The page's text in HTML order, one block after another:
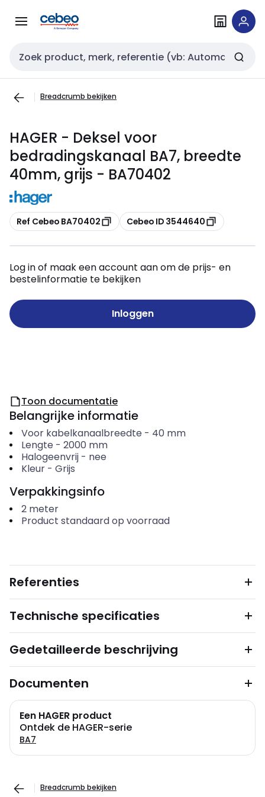
naar
naar
Zoekveld invoer
Breadcrumb bekijken
HAGER - Deksel voor
bedradingskanaal BA7, breedte
40mm, grijs - BA70402
Kopiëren
Ref Cebeo BA70402 Kopiëren
Cebeo ID 3544640
Log in of maak een account aan om de prijs- en
bestelinformatie te bekijken
Inloggen
Toon documentatie
Belangrijke informatie
Voor kabelkanaalbreedte - 40 mm
Lengte - 2000 mm
Halogeenvrij- nee
Kleur- Grijs
Verpakkingsinfo
2 meter
Product standaard op voorraad
Referenties
Technische specificaties
Gedetailleerde beschrijving
Documenten
Een HAGER product
Ontdek de HAGER-serie
BA7
Breadcrumb bekijken